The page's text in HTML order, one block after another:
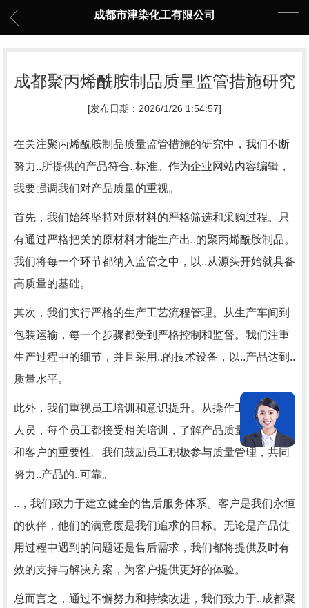
成都市津染化工有限公司
成都聚丙烯酰胺制品质量监管措施研究
[发布日期：2026/1/26 1:54:57]
在关注聚丙烯酰胺制品质量监管措施的研究中，我们不断
努力..所提供的产品符合..标准。作为企业网站内容编辑，
我要强调我们对产品质量的重视。
首先，我们始终坚持对原材料的严格筛选和采购过程。只
有通过严格把关的原材料才能生产出..的聚丙烯酰胺制品。
我们将每一个环节都纳入监管之中，以..从源头开始就具备
高质量的基础。
其次，我们实行严格的生产工艺流程管理。从生产车间到
包装运输，每一个步骤都受到严格控制和监督。我们注重
生产过程中的细节，并且采用..的技术设备，以..产品达到..
质量水平。
此外，我们重视员工培训和意识提升。从操作工人到管理
人员，每个员工都接受相关培训，了解产品质量对于企业
和客户的重要性。我们鼓励员工积极参与质量管理，共同
努力..产品的..可靠。
..，我们致力于建立健全的售后服务体系。客户是我们永恒
的伙伴，他们的满意度是我们追求的目标。无论是产品使
用过程中遇到的问题还是售后需求，我们都将提供及时有
效的支持与解决方案，为客户提供更好的体验。
总而言之，通过不懈努力和持续改进，我们致力于..成都聚